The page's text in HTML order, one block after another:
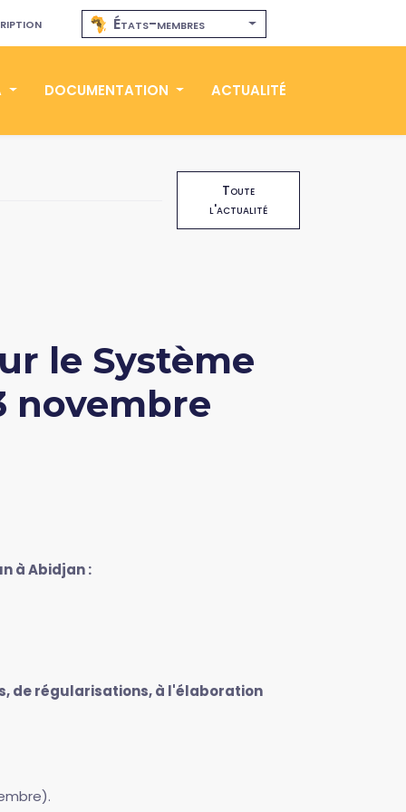
États-membres
DOCUMENTATION ACTUALITÉ
Toute
l'actualité
le Système
novembre
à Abidjan :
de régularisations, à l'élaboration